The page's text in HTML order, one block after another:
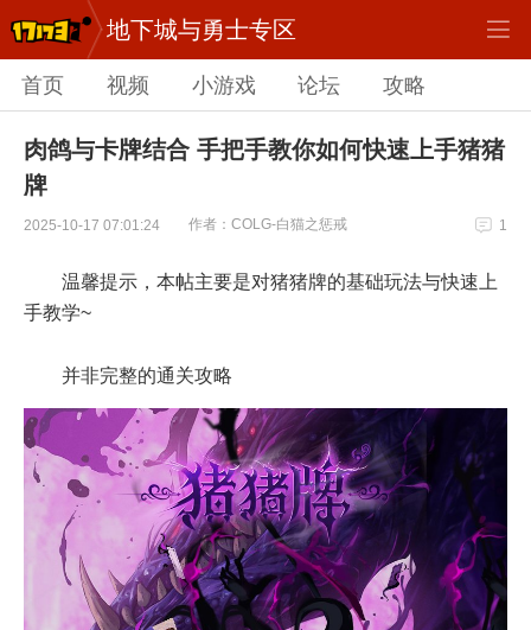
地下城与勇士专区
首页 视频 小游戏 论坛 攻略
肉鸽与卡牌结合 手把手教你如何快速上手猪猪
牌
2025-10-17 07:01:24 作者：COLG-白猫之惩戒 1
温馨提示，本帖主要是对猪猪牌的基础玩法与快速上
手教学~
并非完整的通关攻略